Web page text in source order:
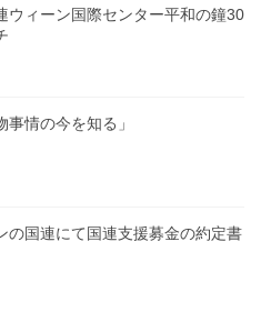
ィーン国際センター平和の鐘30
事情の今を知る」
国連にて国連支援募金の約定書